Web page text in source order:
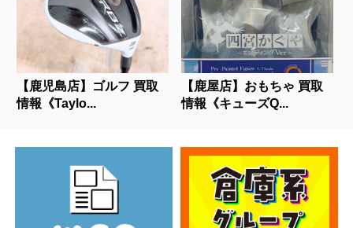
【鹿児島店】ゴルフ 買取
情報《Taylo...
【鹿屋店】おもちゃ 買取
情報《キューズQ...